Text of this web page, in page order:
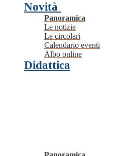
Novità
Panoramica
Le notizie
Le circolari
Calendario eventi
Albo online
Didattica